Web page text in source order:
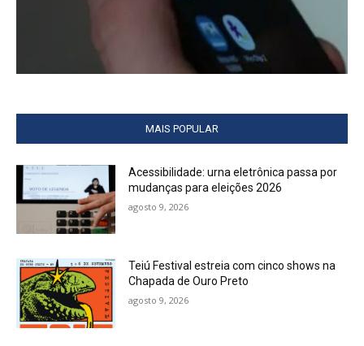
MAIS POPULAR
Acessibilidade: urna eletrônica passa por
mudanças para eleições 2026
agosto 9, 2026
Teiú Festival estreia com cinco shows na
Chapada de Ouro Preto
agosto 9, 2026